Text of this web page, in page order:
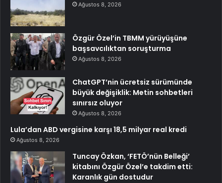
Ağustos 8, 2026
Özgür Özel’in TBMM yürüyüşüne
başsavcılıktan soruşturma
Ağustos 8, 2026
ChatGPT’nin ücretsiz sürümünde
büyük değişiklik: Metin sohbetleri
sınırsız oluyor
Ağustos 8, 2026
Lula’dan ABD vergisine karşı 18,5 milyar real kredi
Ağustos 8, 2026
Tuncay Özkan, ‘FETÖ’nün Belleği’
kitabını Özgür Özel’e takdim etti:
Karanlık gün dostudur